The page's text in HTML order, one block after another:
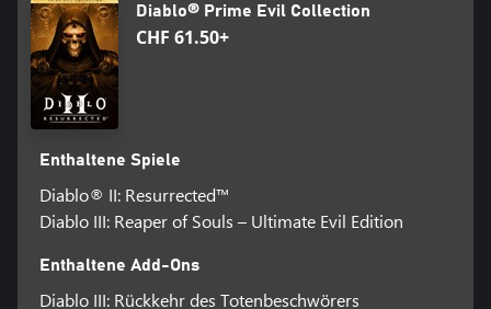
Diablo® Prime Evil Collection
CHF 61.50+
Enthaltene Spiele
Diablo® II: Resurrected™
Diablo III: Reaper of Souls – Ultimate Evil Edition
Enthaltene Add-Ons
Diablo III: Rückkehr des Totenbeschwörers